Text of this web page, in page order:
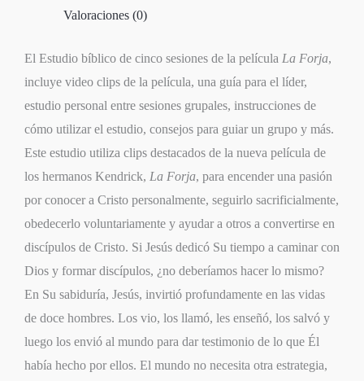
Valoraciones (0)
El Estudio bíblico de cinco sesiones de la película La Forja,
incluye video clips de la película, una guía para el líder,
estudio personal entre sesiones grupales, instrucciones de
cómo utilizar el estudio, consejos para guiar un grupo y más.
Este estudio utiliza clips destacados de la nueva película de
los hermanos Kendrick, La Forja, para encender una pasión
por conocer a Cristo personalmente, seguirlo sacrificialmente,
obedecerlo voluntariamente y ayudar a otros a convertirse en
discípulos de Cristo. Si Jesús dedicó Su tiempo a caminar con
Dios y formar discípulos, ¿no deberíamos hacer lo mismo?
En Su sabiduría, Jesús, invirtió profundamente en las vidas
de doce hombres. Los vio, los llamó, les enseñó, los salvó y
luego los envió al mundo para dar testimonio de lo que Él
había hecho por ellos. El mundo no necesita otra estrategia,